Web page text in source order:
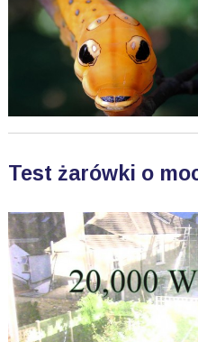
Test żarówki o